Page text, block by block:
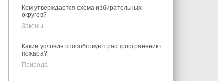
Кем утверждается схема избирательных
округов?
Законы
Какие условия способствуют распространению
пожара?
Природа